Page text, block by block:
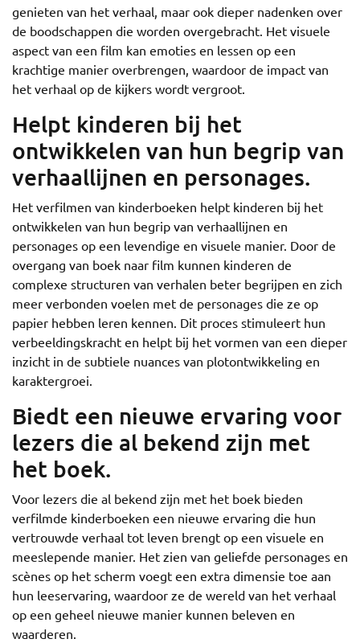
genieten van het verhaal, maar ook dieper nadenken over
de boodschappen die worden overgebracht. Het visuele
aspect van een film kan emoties en lessen op een
krachtige manier overbrengen, waardoor de impact van
het verhaal op de kijkers wordt vergroot.
Helpt kinderen bij het
ontwikkelen van hun begrip van
verhaallijnen en personages.
Het verfilmen van kinderboeken helpt kinderen bij het
ontwikkelen van hun begrip van verhaallijnen en
personages op een levendige en visuele manier. Door de
overgang van boek naar film kunnen kinderen de
complexe structuren van verhalen beter begrijpen en zich
meer verbonden voelen met de personages die ze op
papier hebben leren kennen. Dit proces stimuleert hun
verbeeldingskracht en helpt bij het vormen van een dieper
inzicht in de subtiele nuances van plotontwikkeling en
karaktergroei.
Biedt een nieuwe ervaring voor
lezers die al bekend zijn met
het boek.
Voor lezers die al bekend zijn met het boek bieden
verfilmde kinderboeken een nieuwe ervaring die hun
vertrouwde verhaal tot leven brengt op een visuele en
meeslepende manier. Het zien van geliefde personages en
scènes op het scherm voegt een extra dimensie toe aan
hun leeservaring, waardoor ze de wereld van het verhaal
op een geheel nieuwe manier kunnen beleven en
waarderen.